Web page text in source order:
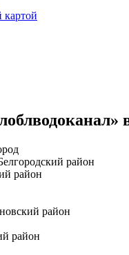
картой
район
район
район
район